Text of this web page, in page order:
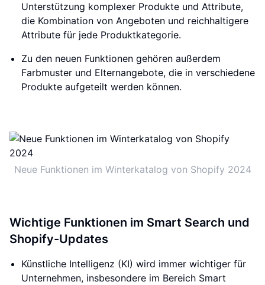
Unterstützung komplexer Produkte und Attribute,
die Kombination von Angeboten und reichhaltigere
Attribute für jede Produktkategorie.
Zu den neuen Funktionen gehören außerdem
Farbmuster und Elternangebote, die in verschiedene
Produkte aufgeteilt werden können.
Neue Funktionen im Winterkatalog von Shopify 2024
Wichtige Funktionen im Smart Search und
Shopify-Updates
Künstliche Intelligenz (KI) wird immer wichtiger für
Unternehmen, insbesondere im Bereich Smart